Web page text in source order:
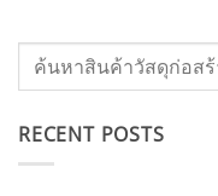
RECENT POSTS